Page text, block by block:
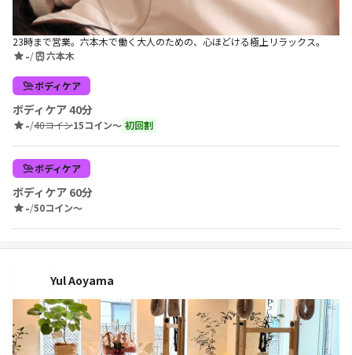
23時まで営業。六本木で働く大人のための、心ほどける極上リラックス。
-/ 六本木
ボディケア
ボディケア 40分
-/40コイン15コイン〜 初回割
ボディケア
ボディケア 60分
-/50コイン〜
Yul Aoyama